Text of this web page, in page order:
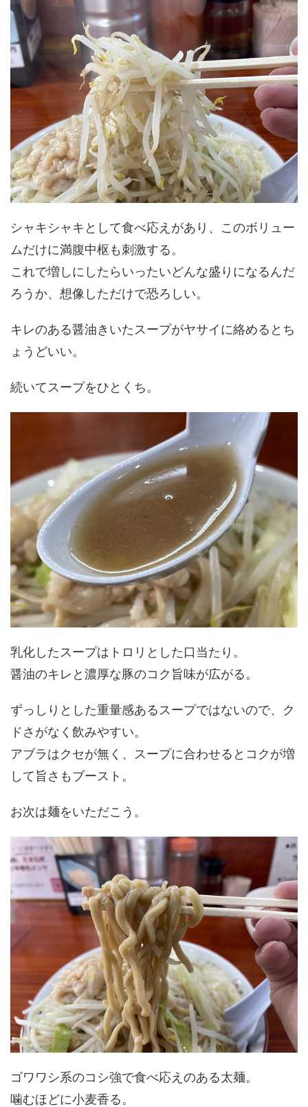
シャキシャキとして食べ応えがあり、このボリュー
ムだけに満腹中枢も刺激する。
これで増しにしたらいったいどんな盛りになるんだ
ろうか、想像しただけで恐ろしい。
キレのある醤油きいたスープがヤサイに絡めるとち
ょうどいい。
続いてスープをひとくち。
乳化したスープはトロリとした口当たり。
醤油のキレと濃厚な豚のコク旨味が広がる。
ずっしりとした重量感あるスープではないので、ク
ドさがなく飲みやすい。
アブラはクセが無く、スープに合わせるとコクが増
して旨さもブースト。
お次は麺をいただこう。
ゴワワシ系のコシ強で食べ応えのある太麺。
噛むほどに小麦香る。